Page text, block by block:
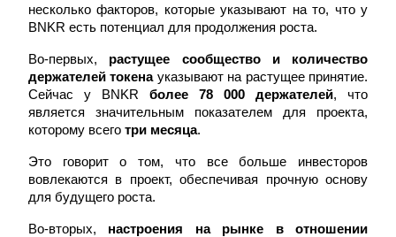
Гид
Руководство для начинающих по фьючерсам
несколько факторов, которые указывают на то, что у
BNKR есть потенциал для продолжения роста.
Во-первых, растущее сообщество и количество
держателей токена указывают на растущее принятие.
Сейчас у BNKR более 78 000 держателей, что
является значительным показателем для проекта,
которому всего три месяца.
Это говорит о том, что все больше инвесторов
вовлекаются в проект, обеспечивая прочную основу
для будущего роста.
Во-вторых, настроения на рынке в отношении